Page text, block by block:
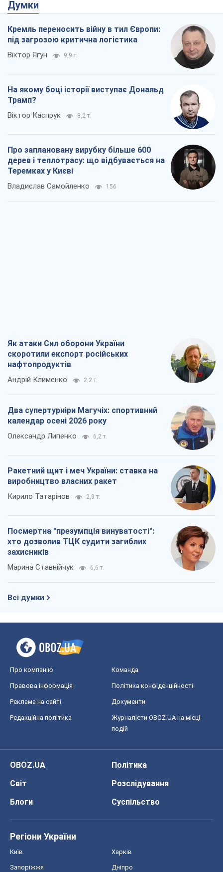
Думки
Кремль переносить війну в тил Європи:
під загрозою критична логістика
Віктор Ягун 9,9 т.
На якому боці історії виступає Дональд
Трамп?
Віктор Каспрук 8,2 т.
Про заплановану вирубку більше 600
дерев і теплотрасу: що відбувається на
Теремках у Києві
Владислав Самойленко 156
Як атаки Сил оборони України
скоротили експорт російських
нафтопродуктів
Андрій Клименко 2,2 т.
Два супертурніри Магучіх: спортивний
календар осені 2026 року
Олександр Липенко 6,2 т.
Ракетний щит і меч України: ставка на
виробництво власних ракет
Кирило Татарінов 2,9 т.
Посмертна "презумпція винуватості":
хто дозволив ТЦК судити загиблих
захисників
Марина Ставнійчук 6,6 т.
Всі думки
Про компанію Команда
Правова інформація Політика конфіденційності
Реклама на сайті Документи
Редакційна політика
Журналісти OBOZ.UA на місці
подій
OBOZ.UA
Політика
Світ
Розслідування
Блоги
Суспільство
Регіони України
Київ Харків
Запоріжжя Дніпро